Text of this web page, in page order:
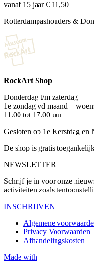
vanaf 15 jaar € 11,50
Rotterdampashouders &
RockArt Shop
Donderdag t/m zaterdag
1e zondag vd maand +
11.00 tot 17.00 uur
Gesloten op 1e Kerstdag en
De shop is gratis toegankelijk
NEWSLETTER
Schrijf je in voor onze
activiteiten zoals
INSCHRIJVEN
Algemene
Privacy Voorwaarden
Afhandelingskosten
Made with